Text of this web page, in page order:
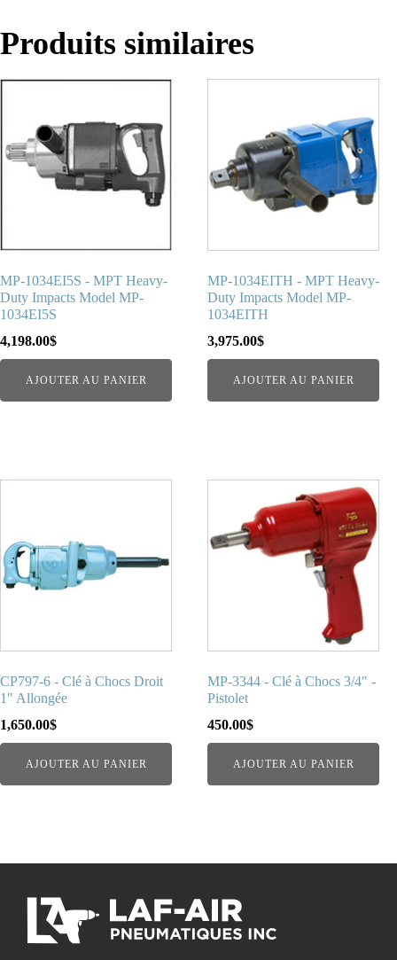
Produits similaires
MP-1034EI5S - MPT Heavy-
Duty Impacts Model MP-
1034EI5S
4,198.00$
AJOUTER AU PANIER
MP-1034EITH - MPT Heavy-
Duty Impacts Model MP-
1034EITH
3,975.00$
AJOUTER AU PANIER
CP797-6 - Clé à Chocs Droit
1" Allongée
1,650.00$
AJOUTER AU PANIER
MP-3344 - Clé à Chocs 3/4" -
Pistolet
450.00$
AJOUTER AU PANIER